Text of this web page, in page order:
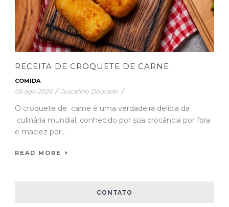
RECEITA DE CROQUETE DE CARNE
COMIDA
05 ago 2026 / Juscelino Dourado /
O croquete de carne é uma verdadeira delícia da
culinária mundial, conhecido por sua crocância por fora
e maciez por...
READ MORE
CONTATO